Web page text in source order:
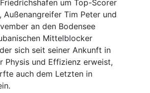
um Top-Scorer
Außenangreifer Tim Peter und
an den Bodensee
Mittelblocker
sich seit seiner Ankunft in
Physis und Effizienz erweist,
auch dem Letzten in